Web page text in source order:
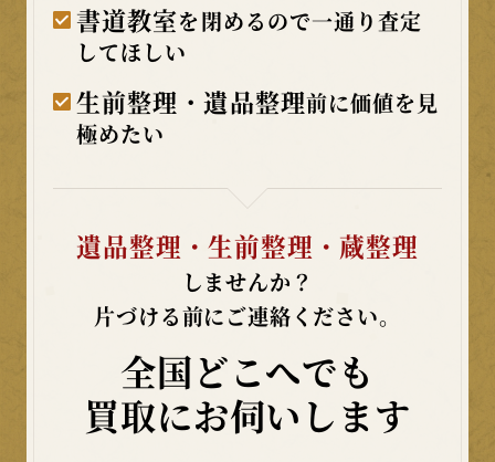
書道教室を閉めるので一通り査定
してほしい
生前整理・遺品整理前に価値を見
極めたい
遺品整理・生前整理・蔵整理
しませんか？
片づける前にご連絡ください。
全国どこへでも
買取にお伺いします